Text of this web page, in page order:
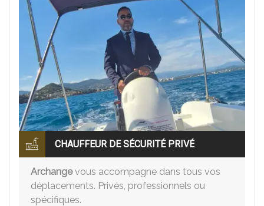
CHAUFFEUR DE SÉCURITÉ PRIVÉ
Archangevous accompagne dans tous vos
déplacements. Privés, professionnels ou
spécifiques.